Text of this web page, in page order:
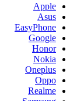
Apple
Asus
EasyPhone
Google
Honor
Nokia
Oneplus
Oppo
Realme